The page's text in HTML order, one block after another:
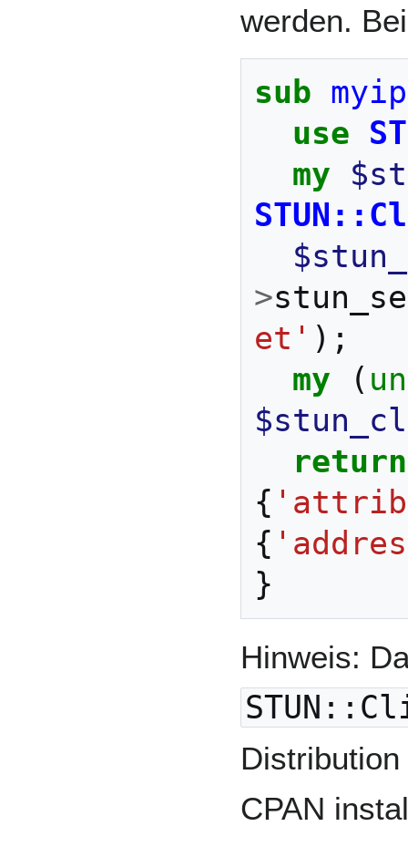
werden.
sub myip
use
my
>
et' );
my
(
return
{
{
}
Hinweis:
CPAN